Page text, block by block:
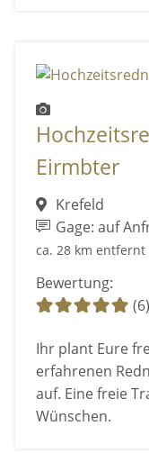
Eirmbter
Krefeld
Gage: auf
ca. 28 km entfernt
Bewertung:
(6)
Ihr plant Eure
erfahrenen
auf. Eine freie
Wünschen.